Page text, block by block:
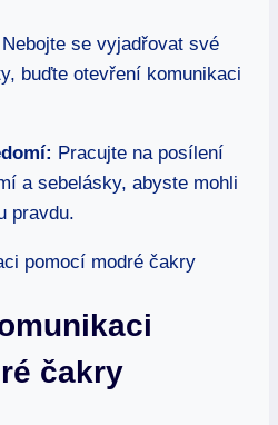
Nebojte se vyjadřovat své
buďte otevření komunikaci
Pracujte na posílení
a sebelásky, abyste mohli
pravdu.
čakry